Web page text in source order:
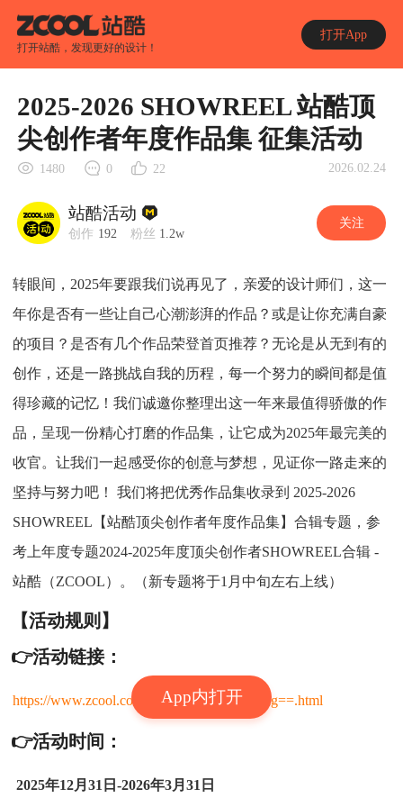
打开站酷，发现更好的设计！
打开App
App内打开
2025-2026 SHOWREEL 站酷顶
尖创作者年度作品集 征集活动
1480 0 22 2026.02.24
站酷活动
创作 192 粉丝 1.2w
关注
转眼间，2025年要跟我们说再见了，亲爱的设计师们，这一
年你是否有一些让自己心潮澎湃的作品？或是让你充满自豪
的项目？是否有几个作品荣登首页推荐？无论是从无到有的
创作，还是一路挑战自我的历程，每一个努力的瞬间都是值
得珍藏的记忆！我们诚邀你整理出这一年来最值得骄傲的作
品，呈现一份精心打磨的作品集，让它成为2025年最完美的
收官。让我们一起感受你的创意与梦想，见证你一路走来的
坚持与努力吧！ 我们将把优秀作品集收录到 2025-2026
SHOWREEL【站酷顶尖创作者年度作品集】合辑专题，参
考上年度专题2024-2025年度顶尖创作者SHOWREEL合辑 -
站酷（ZCOOL）。（新专题将于1月中旬左右上线）
【活动规则】
👉活动链接：
https://www.zcool.com.cn/activity/ZMTQxMg==.html
👉活动时间：
2025年12月31日-2026年3月31日